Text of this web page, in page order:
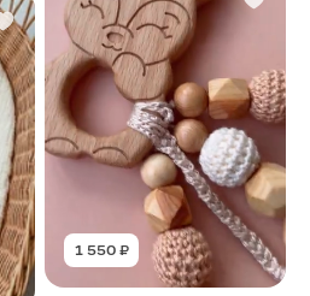
1 550 ₽